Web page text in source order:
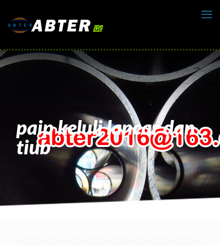
paip keluli lancar dan
tiub